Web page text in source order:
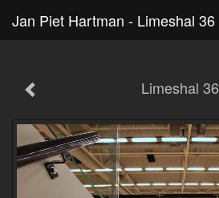
Jan Piet Hartman - Limeshal 36
Limeshal 36